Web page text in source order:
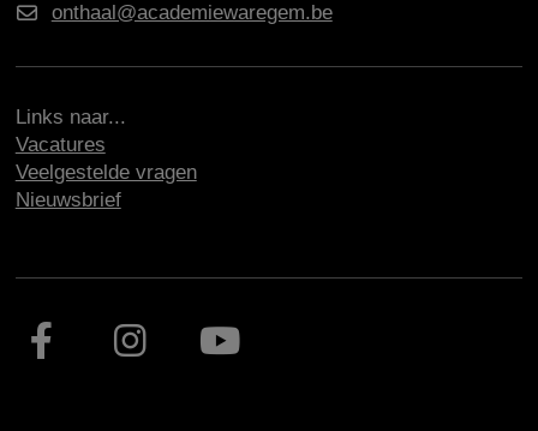
onthaal@academiewaregem.be
Links naar...
Vacatures
Veelgestelde vragen
Nieuwsbrief